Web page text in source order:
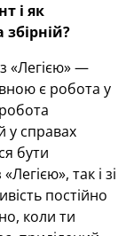
і як
«Легією» —
є робота у
у справах
бути
так і зі
постійно
коли ти